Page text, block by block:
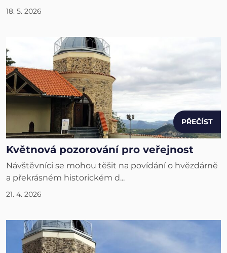
18. 5. 2026
PŘEČÍST
Květnová pozorování pro veřejnost
Návštěvníci se mohou těšit na povídání o hvězdárně
a překrásném historickém d...
21. 4. 2026